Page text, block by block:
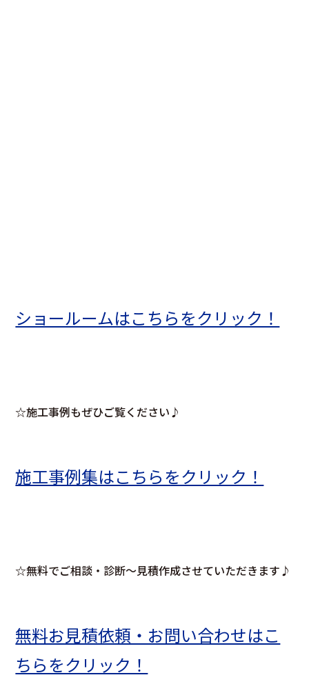
ショールームはこちらをクリック！
☆施工事例もぜひご覧ください♪
施工事例集はこちらをクリック！
☆無料でご相談・診断～見積作成させていただきます♪
無料お見積依頼・お問い合わせはこ
ちらをクリック！